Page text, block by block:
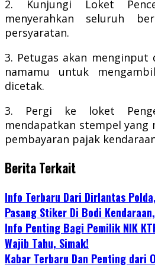
2. Kunjungi Loket
menyerahkan seluruh
persyaratan.
3. Petugas akan menginput
namamu untuk
dicetak.
3. Pergi ke loket
mendapatkan stempel yang
pembayaran pajak
Berita Terkait
Info Terbaru Dari Dirlantas
Pasang Stiker Di Bodi
Info Penting Bagi Pemilik NIK
Wajib Tahu, Simak!
Kabar Terbaru Dan Penting dari